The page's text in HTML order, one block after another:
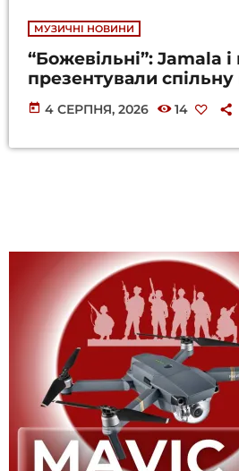
МУЗИЧНІ НОВИНИ
“Божевільні”: Jamala
презентували
today 4 СЕРПНЯ, 2026 14